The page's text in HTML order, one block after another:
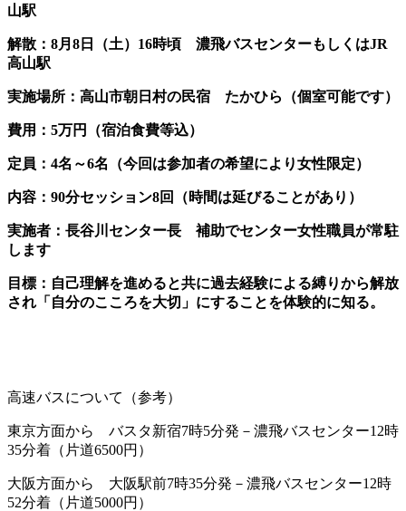
山駅
解散：8月8日（土）16時頃 濃飛バスセンターもしくはJR
高山駅
実施場所：高山市朝日村の民宿 たかひら（個室可能です）
費用：5万円（宿泊食費等込）
定員：4名～6名（今回は参加者の希望により女性限定）
内容：90分セッション8回（時間は延びることがあり）
実施者：長谷川センター長 補助でセンター女性職員が常駐
します
目標：自己理解を進めると共に過去経験による縛りから解放
され「自分のこころを大切」にすることを体験的に知る。
高速バスについて（参考）
東京方面から バスタ新宿7時5分発－濃飛バスセンター12時
35分着（片道6500円）
大阪方面から 大阪駅前7時35分発－濃飛バスセンター12時
52分着（片道5000円）